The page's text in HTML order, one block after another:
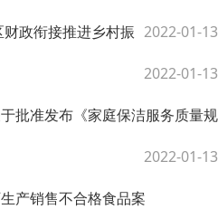
2022-01-13
政衔接推进乡村振
2022-01-13
批准发布《家庭保洁服务质量规
2022-01-13
产销售不合格食品案